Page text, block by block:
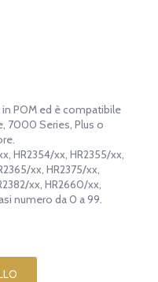
POM ed è compatibile
7000 Series, Plus o
HR2354/xx, HR2355/xx,
xx, HR2375/xx,
xx, HR2660/xx,
numero da 0 a 99.